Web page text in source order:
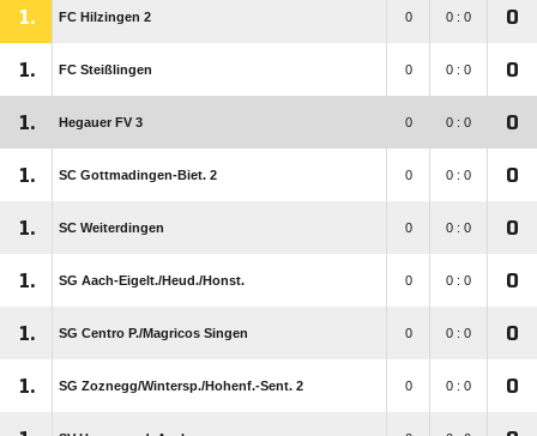
1. FC Hilzingen 2 0 0 : 0 0
1. FC Steißlingen 0 0 : 0 0
1. Hegauer FV 3 0 0 : 0 0
1. SC Gottmadingen-Biet. 2 0 0 : 0 0
1. SC Weiterdingen 0 0 : 0 0
1. SG Aach-Eigelt./​Heud./​Honst. 0 0 : 0 0
1. SG Centro P./​Magricos Singen 0 0 : 0 0
1. SG Zoznegg/​Wintersp./​Hohenf.-Sent. 2 0 0 : 0 0